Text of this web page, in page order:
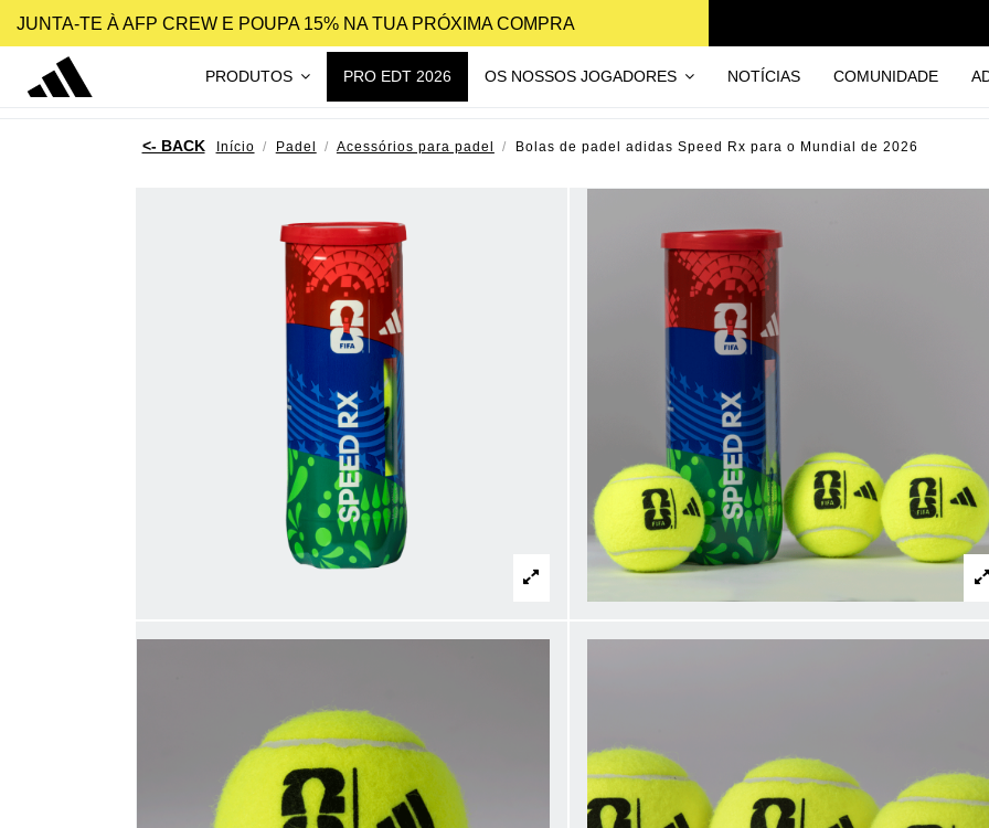
JUNTA-TE À AFP CREW E POUPA 15% NA TUA PRÓXIMA COMPRA
PRODUTOS PRO EDT 2026 OS NOSSOS JOGADORES NOTÍCIAS COMUNIDADE
Início Padel Acessórios para padel Bolas de padel adidas Speed Rx para o Mundial de 2026